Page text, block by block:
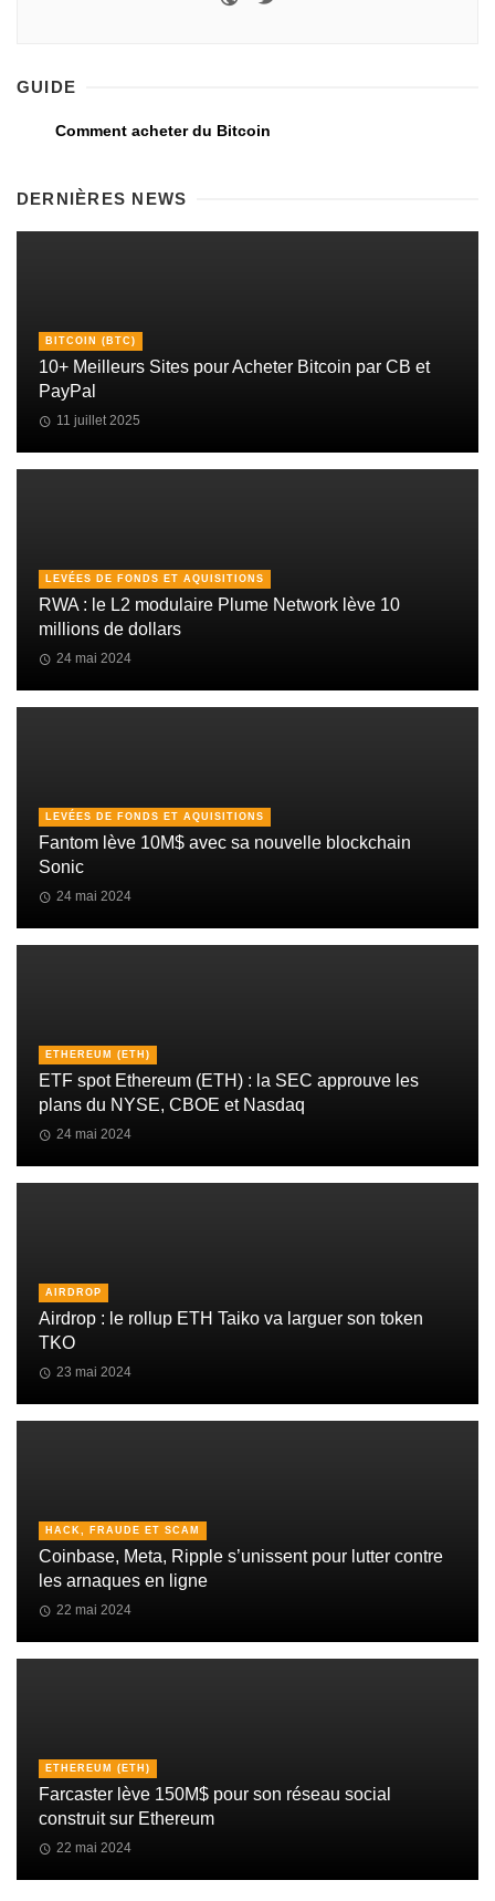
GUIDE
Comment acheter du Bitcoin
DERNIÈRES NEWS
BITCOIN (BTC)
10+ Meilleurs Sites pour Acheter Bitcoin par CB et
PayPal
11 juillet 2025
LEVÉES DE FONDS ET AQUISITIONS
RWA : le L2 modulaire Plume Network lève 10
millions de dollars
24 mai 2024
LEVÉES DE FONDS ET AQUISITIONS
Fantom lève 10M$ avec sa nouvelle blockchain
Sonic
24 mai 2024
ETHEREUM (ETH)
ETF spot Ethereum (ETH) : la SEC approuve les
plans du NYSE, CBOE et Nasdaq
24 mai 2024
AIRDROP
Airdrop : le rollup ETH Taiko va larguer son token
TKO
23 mai 2024
HACK, FRAUDE ET SCAM
Coinbase, Meta, Ripple s’unissent pour lutter contre
les arnaques en ligne
22 mai 2024
ETHEREUM (ETH)
Farcaster lève 150M$ pour son réseau social
construit sur Ethereum
22 mai 2024